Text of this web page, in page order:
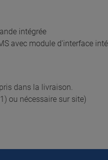
intégrée
avec module d'interface
dans la livraison.
ou nécessaire sur site)